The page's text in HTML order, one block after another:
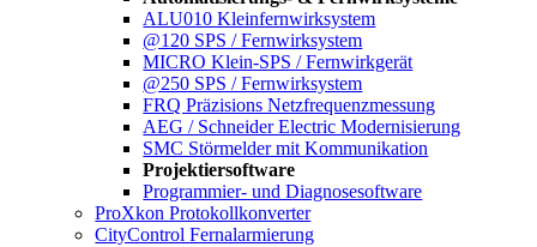
ALU010 Kleinfernwirksystem
@120 SPS / Fernwirksystem
MICRO Klein-SPS / Fernwirkgerät
@250 SPS / Fernwirksystem
FRQ Präzisions Netzfrequenzmessung
AEG / Schneider Electric Modernisierung
SMC Störmelder mit Kommunikation
Projektiersoftware
Programmier- und Diagnosesoftware
ProXkon Protokollkonverter
CityControl Fernalarmierung